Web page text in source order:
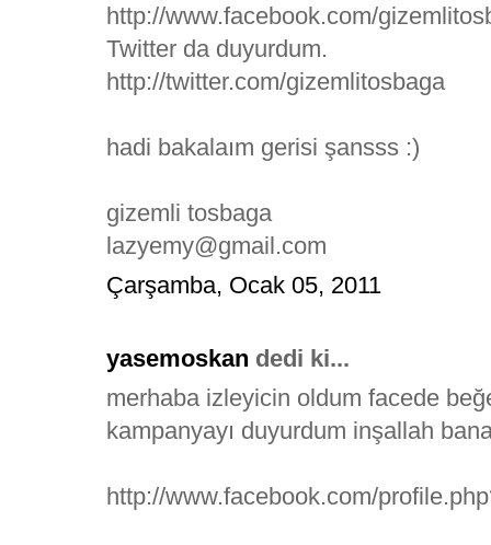
http://www.facebook.com/
Twitter da duyurdum.
http://twitter.com/gizemlitosbaga
hadi bakalaım gerisi şansss :)
gizemli tosbaga
lazyemy@gmail.com
Çarşamba, Ocak 05, 2011
yasemoskan dedi ki...
merhaba izleyicin oldum facede
kampanyayı duyurdum inşallah
http://www.facebook.com/